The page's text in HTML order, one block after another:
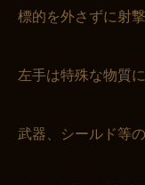
標的を外さずに射撃
左手は特殊な物質
武器、シールド等